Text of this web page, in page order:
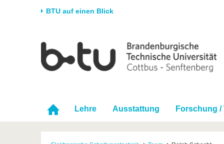
BTU auf einen Blick
Universität
Karriere & Engagement
Partnerschaften &
Strukturwandel
Forschung
Förderung
Wissenschaftlicher
Nachwuchs
Im
Lehre Ausstattung Forschung